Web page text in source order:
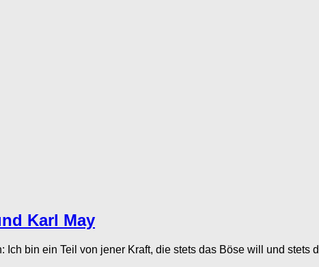
Karl May
bin ein Teil von jener Kraft, die stets das Böse will und stets